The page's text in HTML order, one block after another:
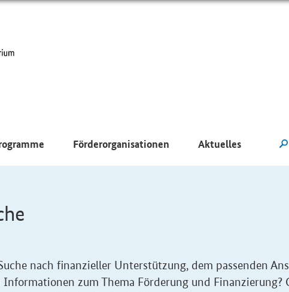
Förderorganisationen Aktuelles
nach finanzieller Unterstützung, dem passenden
zum Thema Förderung und Finanzierung?